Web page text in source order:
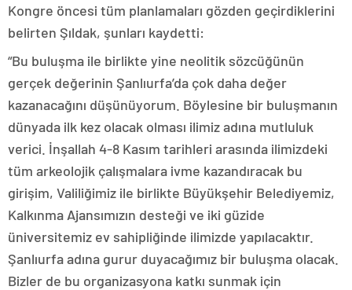
Kongre öncesi tüm planlamaları gözden geçirdiklerini
belirten Şıldak, şunları kaydetti:
“Bu buluşma ile birlikte yine neolitik sözcüğünün
gerçek değerinin Şanlıurfa’da çok daha değer
kazanacağını düşünüyorum. Böylesine bir buluşmanın
dünyada ilk kez olacak olması ilimiz adına mutluluk
verici. İnşallah 4-8 Kasım tarihleri arasında ilimizdeki
tüm arkeolojik çalışmalara ivme kazandıracak bu
girişim, Valiliğimiz ile birlikte Büyükşehir Belediyemiz,
Kalkınma Ajansımızın desteği ve iki güzide
üniversitemiz ev sahipliğinde ilimizde yapılacaktır.
Şanlıurfa adına gurur duyacağımız bir buluşma olacak.
Bizler de bu organizasyona katkı sunmak için